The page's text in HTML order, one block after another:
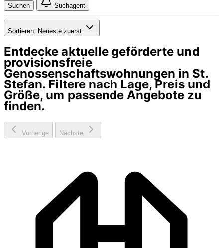
Suchen Suchagent
Sortieren: Neueste zuerst
Entdecke aktuelle geförderte und
provisionsfreie
Genossenschaftswohnungen in St.
Stefan. Filtere nach Lage, Preis und
Größe, um passende Angebote zu
finden.
Vorherige Nächste